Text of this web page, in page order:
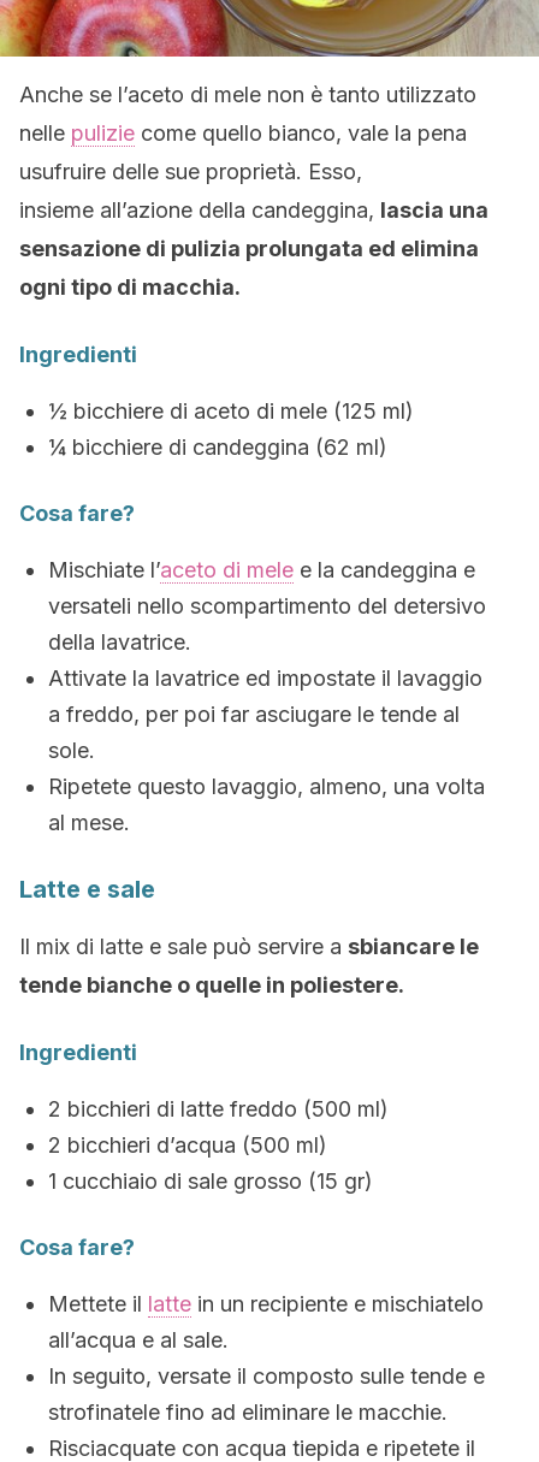
Anche se l’aceto di mele non è tanto utilizzato
nelle pulizie come quello bianco, vale la pena
usufruire delle sue proprietà. Esso,
insieme all’azione della candeggina, lascia una
sensazione di pulizia prolungata ed elimina
ogni tipo di macchia.
Ingredienti
½ bicchiere di aceto di mele (125 ml)
¼ bicchiere di candeggina (62 ml)
Cosa fare?
Mischiate l’aceto di mele e la candeggina e
versateli nello scompartimento del detersivo
della lavatrice.
Attivate la lavatrice ed impostate il lavaggio
a freddo, per poi far asciugare le tende al
sole.
Ripetete questo lavaggio, almeno, una volta
al mese.
Latte e sale
Il mix di latte e sale può servire a sbiancare le
tende bianche o quelle in poliestere.
Ingredienti
2 bicchieri di latte freddo (500 ml)
2 bicchieri d’acqua (500 ml)
1 cucchiaio di sale grosso (15 gr)
Cosa fare?
Mettete il latte in un recipiente e mischiatelo
all’acqua e al sale.
In seguito, versate il composto sulle tende e
strofinatele fino ad eliminare le macchie.
Risciacquate con acqua tiepida e ripetete il